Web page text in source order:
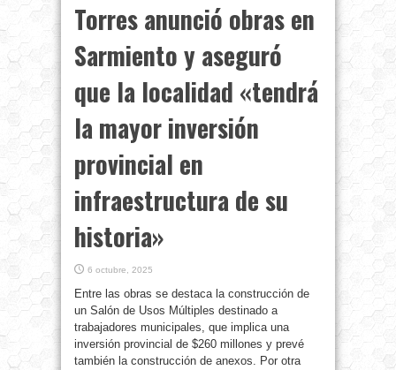
Torres anunció obras en
Sarmiento y aseguró
que la localidad «tendrá
la mayor inversión
provincial en
infraestructura de su
historia»
6 octubre, 2025
Entre las obras se destaca la construcción de
un Salón de Usos Múltiples destinado a
trabajadores municipales, que implica una
inversión provincial de $260 millones y prevé
también la construcción de anexos. Por otra